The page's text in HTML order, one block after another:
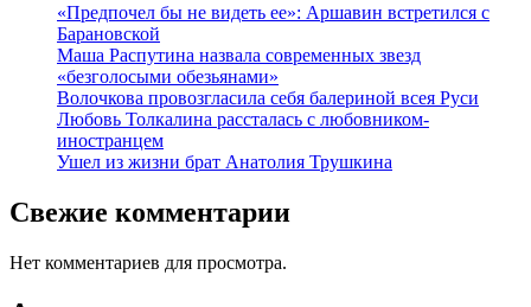
«Предпочел бы не видеть ее»: Аршавин встретился с
Барановской
Маша Распутина назвала современных звезд
«безголосыми обезьянами»
Волочкова провозгласила себя балериной всея Руси
Любовь Толкалина рассталась с любовником-
иностранцем
Ушел из жизни брат Анатолия Трушкина
Свежие комментарии
Нет комментариев для просмотра.